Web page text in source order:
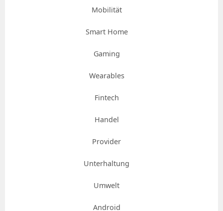
Mobilität
Smart Home
Gaming
Wearables
Fintech
Handel
Provider
Unterhaltung
Umwelt
Android